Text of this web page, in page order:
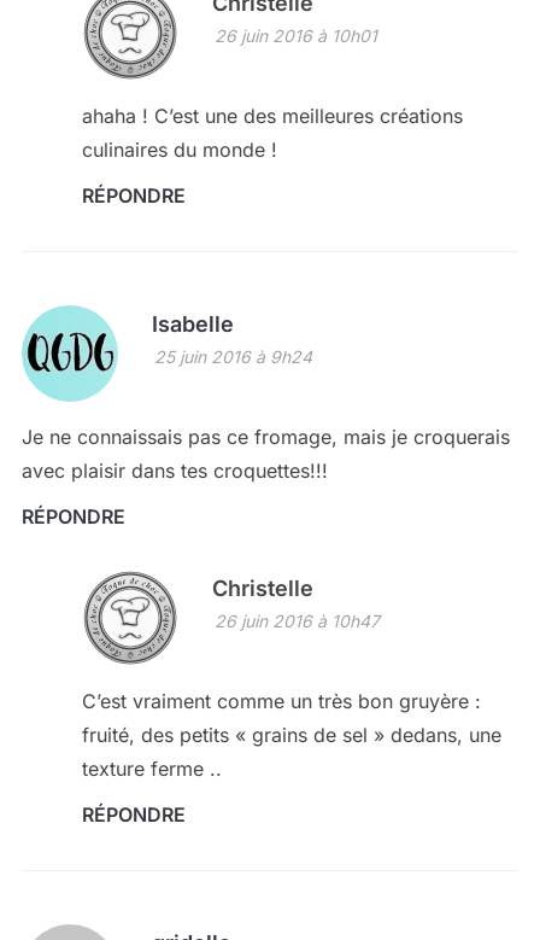
26 juin 2016 à 10h01
ahaha ! C’est une des meilleures créations
culinaires du monde !
RÉPONDRE
Isabelle
25 juin 2016 à 9h24
Je ne connaissais pas ce fromage, mais je croquerais
avec plaisir dans tes croquettes!!!
RÉPONDRE
Christelle
26 juin 2016 à 10h47
C’est vraiment comme un très bon gruyère :
fruité, des petits « grains de sel » dedans, une
texture ferme ..
RÉPONDRE